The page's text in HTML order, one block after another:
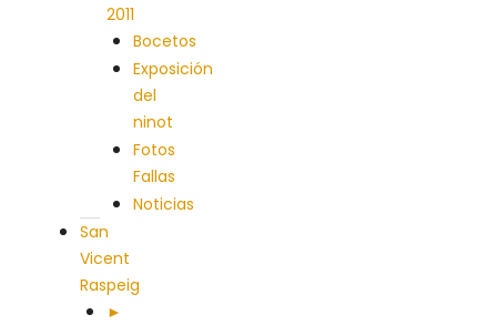
2011
Bocetos
Exposición
del
ninot
Fotos
Fallas
Noticias
San
Vicent
Raspeig
►